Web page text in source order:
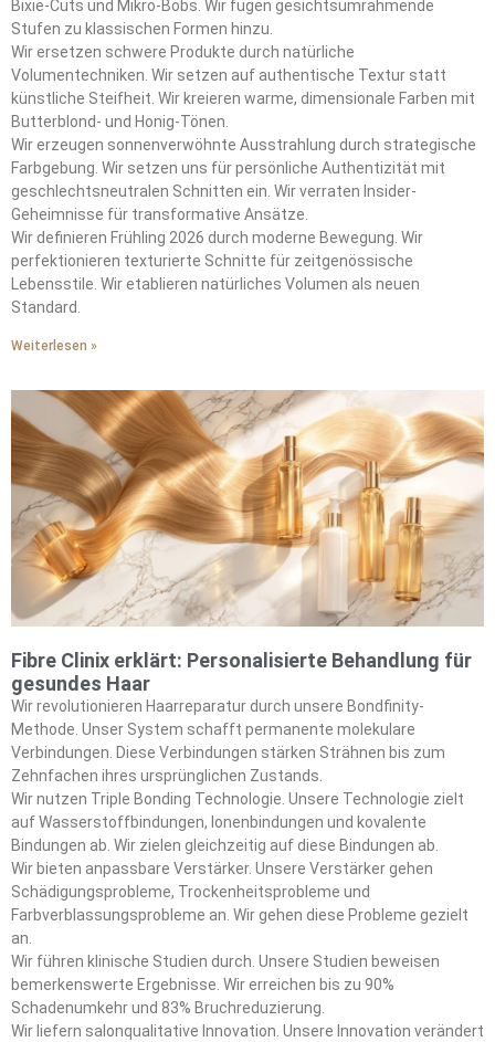
Bixie-Cuts und Mikro-Bobs. Wir fügen gesichtsumrahmende
Stufen zu klassischen Formen hinzu.
Wir ersetzen schwere Produkte durch natürliche
Volumentechniken. Wir setzen auf authentische Textur statt
künstliche Steifheit. Wir kreieren warme, dimensionale Farben mit
Butterblond- und Honig-Tönen.
Wir erzeugen sonnenverwöhnte Ausstrahlung durch strategische
Farbgebung. Wir setzen uns für persönliche Authentizität mit
geschlechtsneutralen Schnitten ein. Wir verraten Insider-
Geheimnisse für transformative Ansätze.
Wir definieren Frühling 2026 durch moderne Bewegung. Wir
perfektionieren texturierte Schnitte für zeitgenössische
Lebensstile. Wir etablieren natürliches Volumen als neuen
Standard.
Weiterlesen »
Fibre Clinix erklärt: Personalisierte Behandlung für
gesundes Haar
Wir revolutionieren Haarreparatur durch unsere Bondfinity-
Methode. Unser System schafft permanente molekulare
Verbindungen. Diese Verbindungen stärken Strähnen bis zum
Zehnfachen ihres ursprünglichen Zustands.
Wir nutzen Triple Bonding Technologie. Unsere Technologie zielt
auf Wasserstoffbindungen, Ionenbindungen und kovalente
Bindungen ab. Wir zielen gleichzeitig auf diese Bindungen ab.
Wir bieten anpassbare Verstärker. Unsere Verstärker gehen
Schädigungsprobleme, Trockenheitsprobleme und
Farbverblassungsprobleme an. Wir gehen diese Probleme gezielt
an.
Wir führen klinische Studien durch. Unsere Studien beweisen
bemerkenswerte Ergebnisse. Wir erreichen bis zu 90%
Schadenumkehr und 83% Bruchreduzierung.
Wir liefern salonqualitative Innovation. Unsere Innovation verändert